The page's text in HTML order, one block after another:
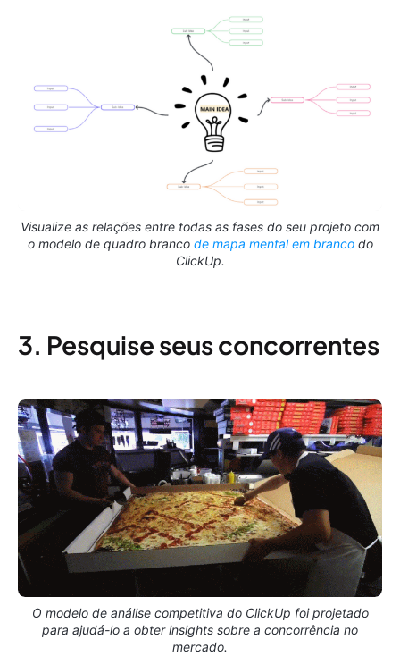
Visualize as relações entre todas as fases do seu projeto com
o modelo de quadro branco de mapa mental em brancodo
ClickUp.
3. Pesquise seus concorrentes
O modelo de análise competitiva do ClickUp foi projetado
para ajudá-lo a obter insights sobre a concorrência no
mercado.